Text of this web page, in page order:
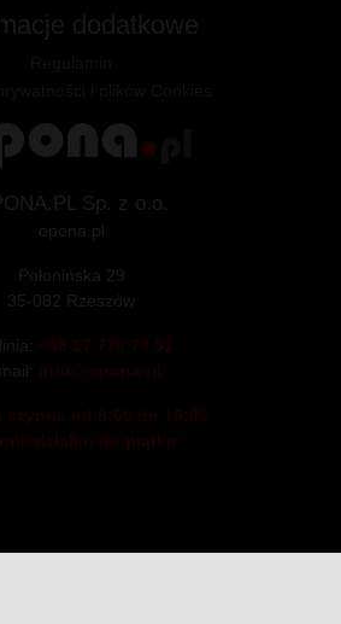
dodatkowe
Sp. z o.o.
opona.pl
Połonińska 29
35-082 Rzeszów
+48 17 770 73 51
info@opona.pl
czynna od 8:00 do 16:00
do piątku.